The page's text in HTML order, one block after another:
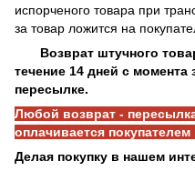
испорченого товара при
за товар ложится на
Возврат штучного
течение 14 дней с момента
пересылке.
Любой возврат -
оплачивается
Делая покупку в нашем